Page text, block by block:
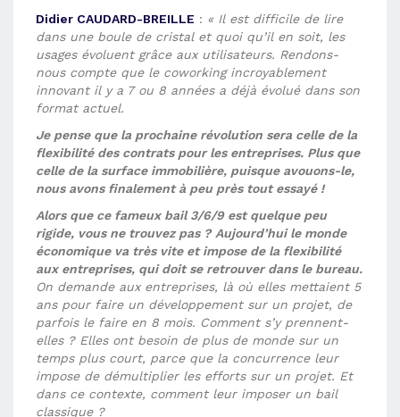
Didier CAUDARD-BREILLE : « Il est difficile de lire
dans une boule de cristal et quoi qu’il en soit, les
usages évoluent grâce aux utilisateurs. Rendons-
nous compte que le coworking incroyablement
innovant il y a 7 ou 8 années a déjà évolué dans son
format actuel.
Je pense que la prochaine révolution sera celle de la
flexibilité des contrats pour les entreprises. Plus que
celle de la surface immobilière, puisque avouons-le,
nous avons finalement à peu près tout essayé !
Alors que ce fameux bail 3/6/9 est quelque peu
rigide, vous ne trouvez pas ? Aujourd’hui le monde
économique va très vite et impose de la flexibilité
aux entreprises, qui doit se retrouver dans le bureau.
On demande aux entreprises, là où elles mettaient 5
ans pour faire un développement sur un projet, de
parfois le faire en 8 mois. Comment s’y prennent-
elles ? Elles ont besoin de plus de monde sur un
temps plus court, parce que la concurrence leur
impose de démultiplier les efforts sur un projet. Et
dans ce contexte, comment leur imposer un bail
classique ?